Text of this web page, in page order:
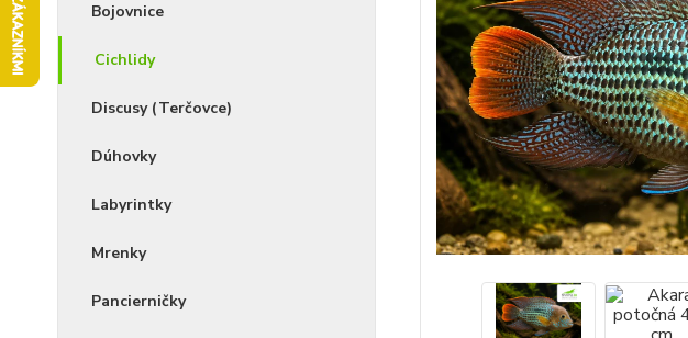
Bojovnice
Cichlidy
Discusy (Terčovce)
Dúhovky
Labyrintky
Mrenky
Pancierničky